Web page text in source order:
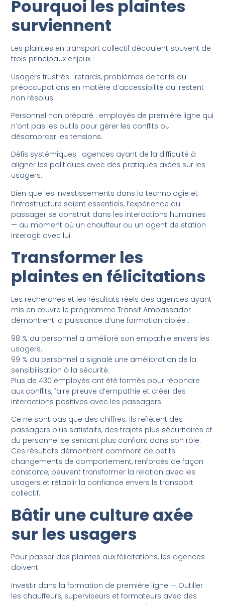
Pourquoi les plaintes
surviennent
Les plaintes en transport collectif découlent souvent de
trois principaux enjeux :
Usagers frustrés : retards, problèmes de tarifs ou
préoccupations en matière d’accessibilité qui restent
non résolus.
Personnel non préparé : employés de première ligne qui
n’ont pas les outils pour gérer les conflits ou
désamorcer les tensions.
Défis systémiques : agences ayant de la difficulté à
aligner les politiques avec des pratiques axées sur les
usagers.
Bien que les investissements dans la technologie et
l’infrastructure soient essentiels, l’expérience du
passager se construit dans les interactions humaines
— au moment où un chauffeur ou un agent de station
interagit avec lui.
Transformer les
plaintes en félicitations
Les recherches et les résultats réels des agences ayant
mis en œuvre le programme Transit Ambassador
démontrent la puissance d’une formation ciblée :
98 % du personnel a amélioré son empathie envers les
usagers.
99 % du personnel a signalé une amélioration de la
sensibilisation à la sécurité.
Plus de 430 employés ont été formés pour répondre
aux conflits, faire preuve d’empathie et créer des
interactions positives avec les passagers.
Ce ne sont pas que des chiffres; ils reflètent des
passagers plus satisfaits, des trajets plus sécuritaires et
du personnel se sentant plus confiant dans son rôle.
Ces résultats démontrent comment de petits
changements de comportement, renforcés de façon
constante, peuvent transformer la relation avec les
usagers et rétablir la confiance envers le transport
collectif.
Bâtir une culture axée
sur les usagers
Pour passer des plaintes aux félicitations, les agences
doivent :
Investir dans la formation de première ligne — Outiller
les chauffeurs, superviseurs et formateurs avec des